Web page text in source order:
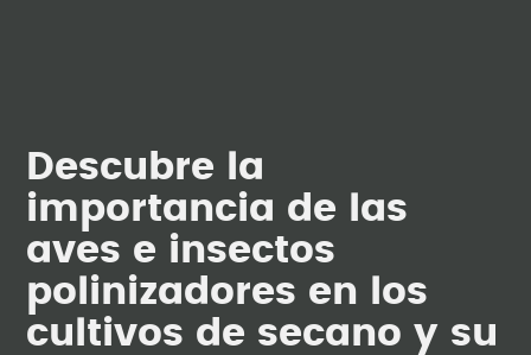
Descubre la
importancia de las
aves e insectos
polinizadores en los
cultivos de secano y su